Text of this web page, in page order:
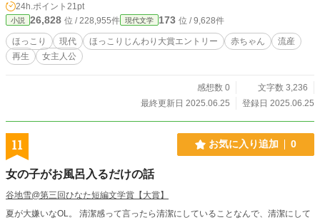
24h.ポイント 21pt
小説 26,828 位 / 228,955件 現代文学 173 位 / 9,628件
ほっこり 現代 ほっこりじんわり大賞エントリー 赤ちゃん
流産
再生
女主人公
感想数 0
文字数 3,236
最終更新日 2025.06.25
登録日 2025.06.25
11 お気に入り追加 0
女の子がお風呂入るだけの話
谷地雪@第三回ひなた短編文学賞【大賞】
夏が大嫌いなOL。 清潔感って言ったら清潔にしていることなんで、清潔にして